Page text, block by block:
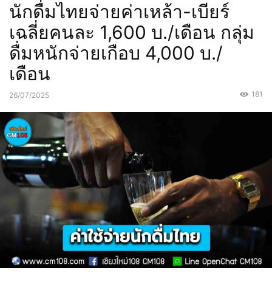
นักดื่มไทยจ่ายค่าเหล้า-เบียร์
เฉลี่ยคนละ 1,600 บ./เดือน กลุ่ม
ดื่มหนักจ่ายเกือบ 4,000 บ./
เดือน
26/07/2025 181